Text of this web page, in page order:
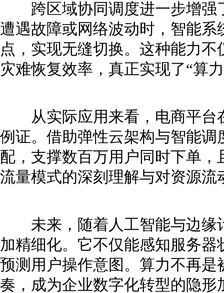
跨区域协同调度进一步增强
遭遇故障或网络波动时，智能
点，实现无缝切换。这种能力
灾难恢复效率，真正实现了“算
从实际应用来看，电商平台
例证。借助弹性云架构与智能
配，支撑数百万用户同时下单
流量模式的深刻理解与对资源流
未来，随着人工智能与边缘
加精细化。它不仅能感知服务
预测用户操作意图。算力不再
奏，成为企业数字化转型的隐形